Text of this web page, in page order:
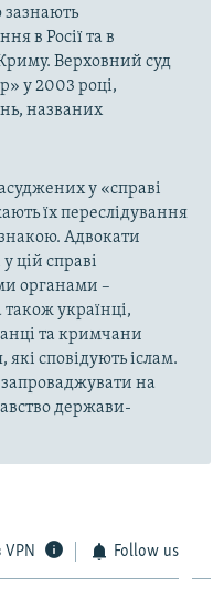
зазнають
в Росії та в
Верховний суд
у 2003 році,
названих
у «справі
їх переслідування
Адвокати
цій справі
органами –
українці,
та кримчани
сповідують іслам.
на
держави-
VPN Follow us